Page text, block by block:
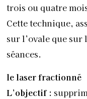
trois ou quatre
Cette technique,
sur l’ovale que sur
séances.
le laser fractionné
L’objectif :